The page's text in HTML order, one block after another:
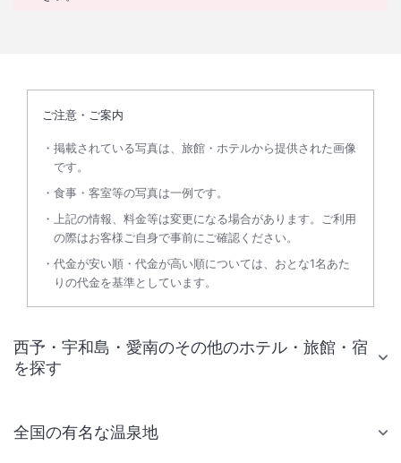
ご注意・ご案内
掲載されている写真は、旅館・ホテルから提供された画像
です。
食事・客室等の写真は一例です。
上記の情報、料金等は変更になる場合があります。ご利用
の際はお客様ご自身で事前にご確認ください。
代金が安い順・代金が高い順については、おとな1名あた
りの代金を基準としています。
西予・宇和島・愛南のその他のホテル・旅館・宿
を探す
全国の有名な温泉地